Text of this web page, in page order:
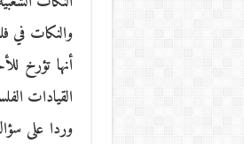
والنكات في
أنها تؤرخ
القيادات
وردا على